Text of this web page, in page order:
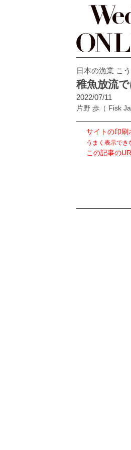
日本の漁業 こ
稚魚放流
2022/07/11
片野 歩 （ Fisk
サイトの印刷
うまく表示でき
この記事の